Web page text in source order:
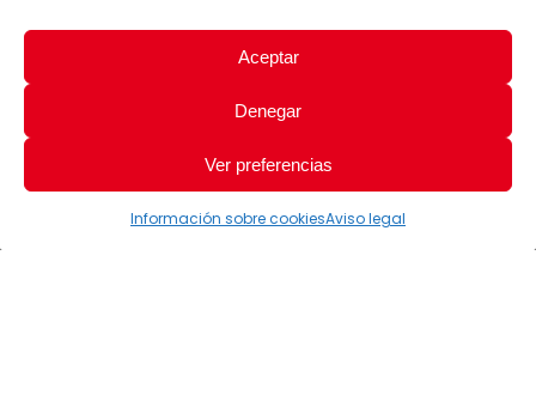
Aceptar
Denegar
Ver preferencias
Información sobre cookiesAviso legal